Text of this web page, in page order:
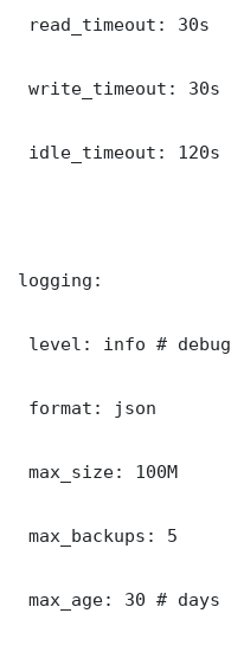
read_timeout: 30s
write_timeout: 30s
idle_timeout: 120s
logging:
level: info #
format: json
max_size: 100M
max_backups: 5
max_age: 30 # days